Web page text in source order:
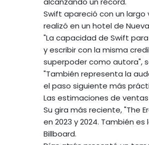
Swift apareció con un
realizó en un hotel de
"La capacidad de Swift
y escribir con la misma
superpoder como autora",
"También representa la
el paso siguiente más
Las estimaciones de
Su gira más reciente, "The
en 2023 y 2024. También
Billboard.